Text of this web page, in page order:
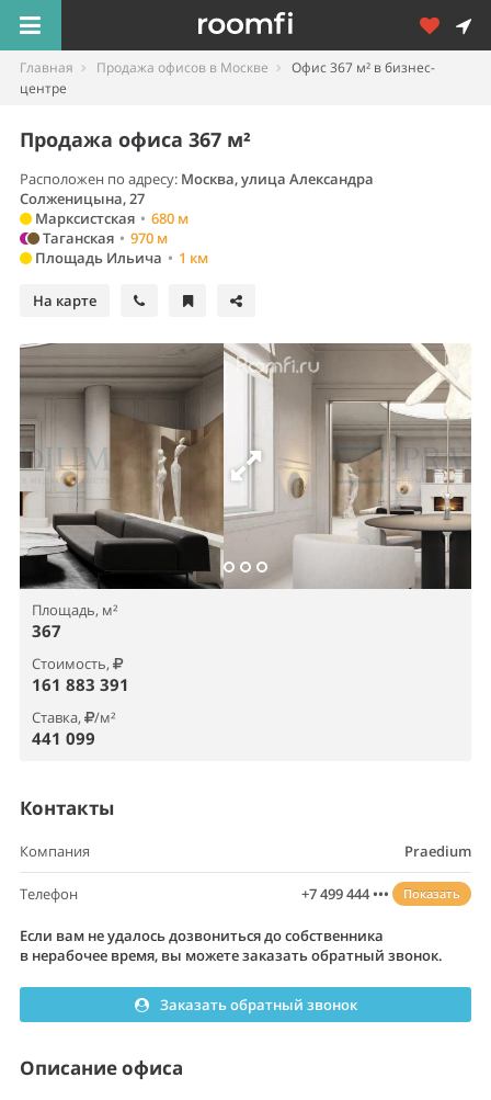
Главная Продажа офисов в Москве
Офис 367 м² в бизнес-
центре
Продажа офиса 367 м²
Расположен по адресу: Москва, улица Александра
Солженицына, 27
Марксистская • 680 м
Таганская • 970 м
Площадь Ильича • 1 км
На карте
Площадь, м²
367
Стоимость,
161 883 391
Ставка, /м²
441 099
Контакты
Компания Praedium
Телефон +7 499 444 ••• Показать
Если вам не удалось дозвониться до собственника
в нерабочее время, вы можете заказать обратный звонок.
Заказать обратный звонок
Описание офиса